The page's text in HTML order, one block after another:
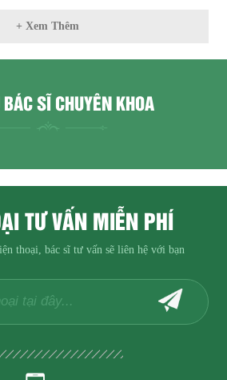
+ Xem Thêm
SĨ CHUYÊN KHOA
TƯ VẤN MIỄN PHÍ
thoại, bác sĩ tư vấn sẽ liên hệ với bạn